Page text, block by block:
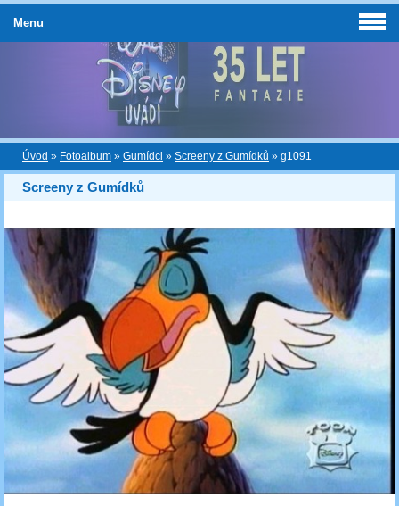
Úvod » Fotoalbum » Gumídci » Screeny z Gumídků » g1091
Screeny z Gumídků
Menu